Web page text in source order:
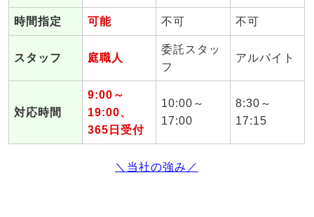
時間指定 可能 不可 不可
スタッフ 庭職人
委託スタッ
フ
アルバイト
対応時間
9:00～
19:00、
365日受付
10:00～
17:00
8:30～
17:15
＼当社の強み／